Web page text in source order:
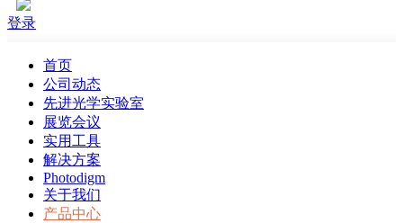
登录
首页
公司动态
先进光学实验室
展览会议
实用工具
解决方案
Photodigm
关于我们
产品中心